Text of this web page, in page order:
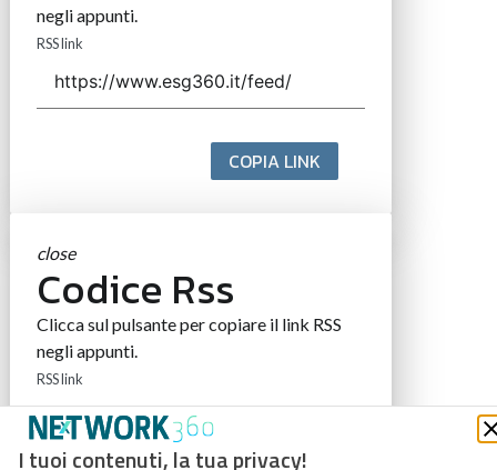
I tuoi contenuti, la tua privacy!
negli appunti.
RSS link
COPIA LINK
close
Codice Rss
Clicca sul pulsante per copiare il link RSS
negli appunti.
RSS link